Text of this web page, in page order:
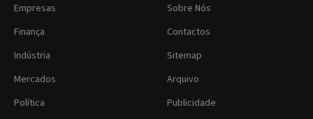
Empresas
Finança
Indústria
Mercados
Política
Sobre Nós
Contactos
Sitemap
Arquivo
Publicidade